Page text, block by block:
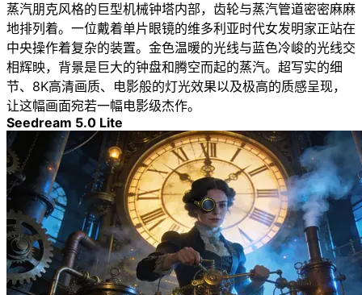
蒸汽朋克风格的巨型机械钟塔内部，齿轮与蒸汽管道密密麻麻
地排列着。一位戴着单片眼镜的维多利亚时代女发明家正站在
中央操作着复杂的装置。金色温暖的光线与蓝色冷峻的光线交
相辉映，背景是巨大的钟盘和腾空而起的蒸汽。超写实的细
节、8K高清画质、电影般的灯光效果以及极高的质感呈现，
让这幅画面宛若一幅电影级杰作。
Seedream 5.0 Lite